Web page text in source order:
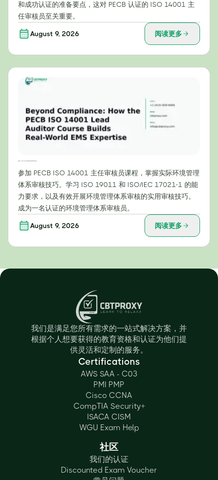
和成功认证的准备要点，这对 PECB 认证的 ISO 14001 主
任审核员至关重要。
August 9, 2026 阅读更多
参加 PECB ISO 14001 主任审核员课程，掌握实际环境管理
体系审核技巧。学习 ISO 19011 和 ISO/IEC 17021-1 的能
力要求，以及有效开展环境管理体系审核的实用审核技巧。
成为一名认证的环境管理体系审核员。
August 9, 2026 阅读更多
我们是满足您所有需求的一站式解决方案，并
根据个人想要获得的教育资格和认证为他们提
供灵活和定制的服务。
Certifications
AWS SAA - C03
PMI PMP
Cisco CCNA
CompTIA Security+
ISACA CISM
WGU Exam Help
社区
我们的认证
Discounted Exam Voucher